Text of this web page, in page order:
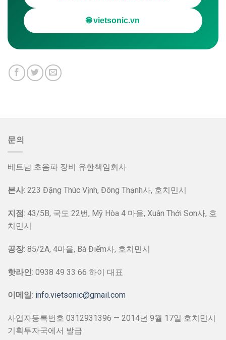
🌐 vietsonic.vn
문의
베트남 초음파 장비 유한책임회사
본사: 223 Đặng Thúc Vịnh, Đông Thạnh사, 호치민시
지점: 43/5B, 국도 22번, Mỹ Hòa 4 마을, Xuân Thới Sơn사, 호
치민시
공장: 85/2A, 4마을, Bà Điểm사, 호치민시
핫라인: 0938 49 33 66 하이 대표
이메일: info.vietsonic@gmail.com
사업자등록번호 0312931396 — 2014년 9월 17일 호치민시
기획투자국에서 발급